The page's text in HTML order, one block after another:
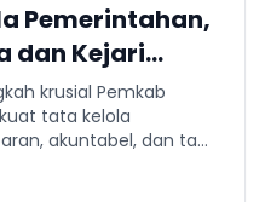
Pemerintahan,
dan Kejari
Kerja Sama
krusial Pemkab
tata kelola
akuntabel, dan taat
yakni pemberian